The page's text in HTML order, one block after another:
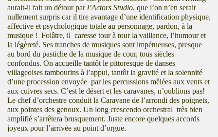
aurait-il fait un détour par l’Actors Studio, que l’on n’en serait
nullement surpris car il tire avantage d’une identification physique,
affective et psychologique totale au personnage, pardon, à la
musique ! Folâtre, il caresse tour à tour la vaillance, l’humour et
la légèreté. Ses tranches de musiques sont impétueuses, presque
au bord du pastiche de la musique de cour, tous siècles
confondus. On accueille tantôt le pittoresque de danses
villageoises tambourins à l’appui, tantôt la gravité et la solennité
d’une procession envoyée par les percussions mêlées aux vents et
aux cuivres secs. C’est le désert et les caravanes, n’oublions pas!
Le chef d’orchestre conduit la Caravane de l’arrondi des poignets,
aux pointes des genoux. Un long crescendo orchestral très bien
amplifié s’arrêtera brusquement. Juste encore quelques accords
joyeux pour l’arrivée au point d’orgue.